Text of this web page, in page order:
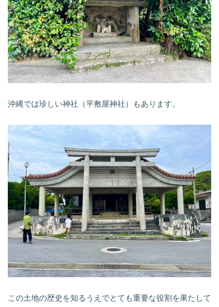
沖縄では珍しい神社（平敷屋神社）もあります。
この土地の歴史を知るうえでとても重要な役割を果たして